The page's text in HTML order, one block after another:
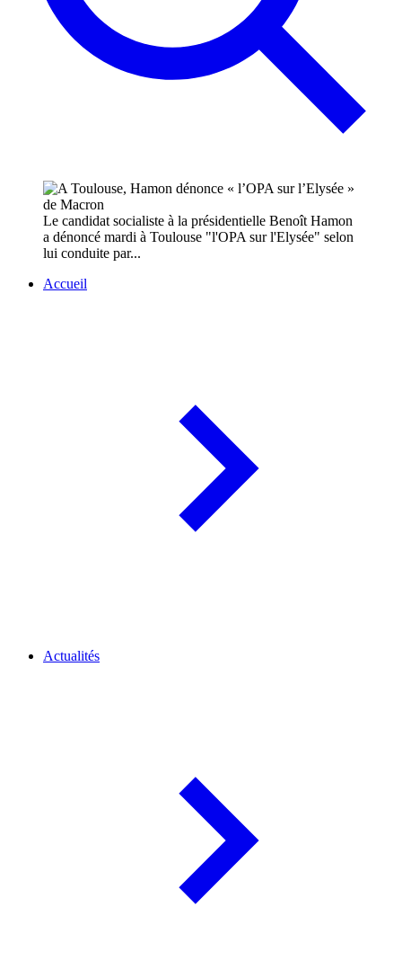
Le candidat socialiste à la présidentielle Benoît Hamon
a dénoncé mardi à Toulouse "l'OPA sur l'Elysée" selon
lui conduite par...
Accueil
Actualités